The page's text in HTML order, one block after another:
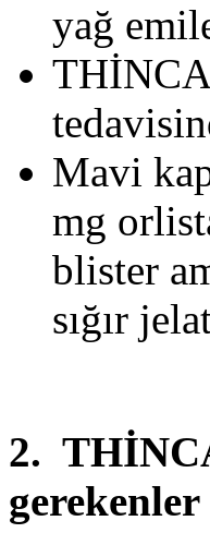
yağ
Mavi
mg
blister
sığır
2.
gerekenler